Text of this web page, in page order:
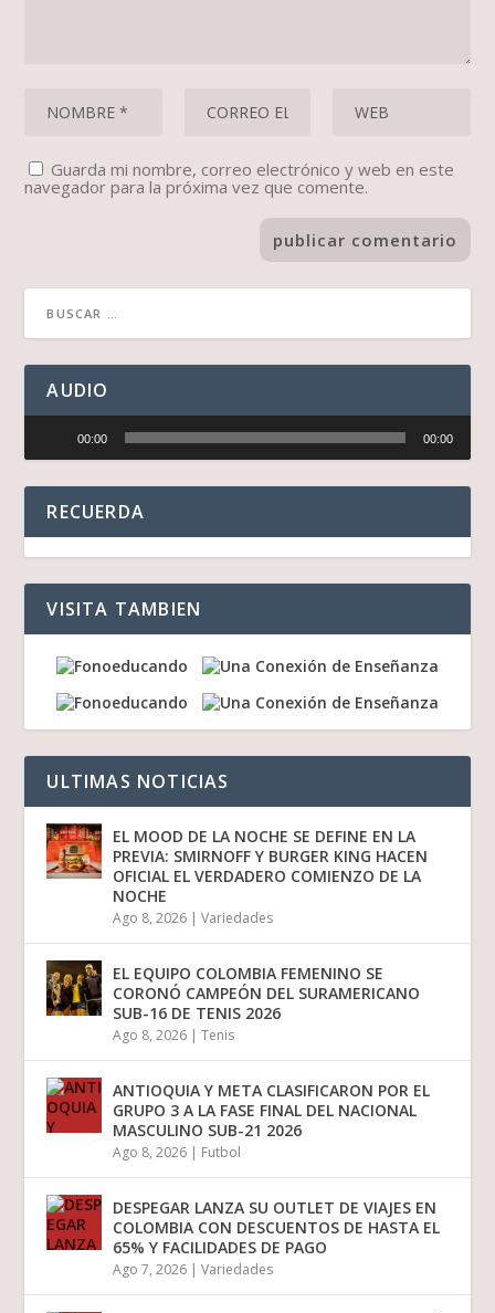
Guarda mi nombre, correo electrónico y web en este
navegador para la próxima vez que comente.
AUDIO
audio
00:00 00:00
RECUERDA
VISITA TAMBIEN
ULTIMAS NOTICIAS
EL MOOD DE LA NOCHE SE DEFINE EN LA
PREVIA: SMIRNOFF Y BURGER KING HACEN
OFICIAL EL VERDADERO COMIENZO DE LA
NOCHE
Ago 8, 2026 |Variedades
EL EQUIPO COLOMBIA FEMENINO SE
CORONÓ CAMPEÓN DEL SURAMERICANO
SUB-16 DE TENIS 2026
Ago 8, 2026 |Tenis
ANTIOQUIA Y META CLASIFICARON POR EL
GRUPO 3 A LA FASE FINAL DEL NACIONAL
MASCULINO SUB-21 2026
Ago 8, 2026 | Futbol
DESPEGAR LANZA SU OUTLET DE VIAJES EN
COLOMBIA CON DESCUENTOS DE HASTA EL
65% Y FACILIDADES DE PAGO
Ago 7, 2026 |Variedades